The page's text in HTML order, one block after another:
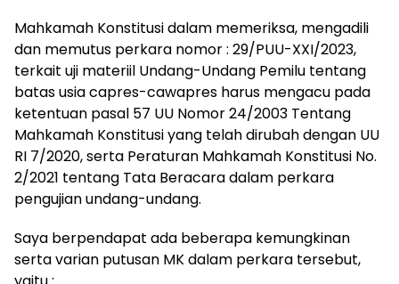
Mahkamah Konstitusi dalam memeriksa, mengadili
dan memutus perkara nomor : 29/PUU-XXI/2023,
terkait uji materiil Undang-Undang Pemilu tentang
batas usia capres-cawapres harus mengacu pada
ketentuan pasal 57 UU Nomor 24/2003 Tentang
Mahkamah Konstitusi yang telah dirubah dengan UU
RI 7/2020, serta Peraturan Mahkamah Konstitusi No.
2/2021 tentang Tata Beracara dalam perkara
pengujian undang-undang.
Saya berpendapat ada beberapa kemungkinan
serta varian putusan MK dalam perkara tersebut,